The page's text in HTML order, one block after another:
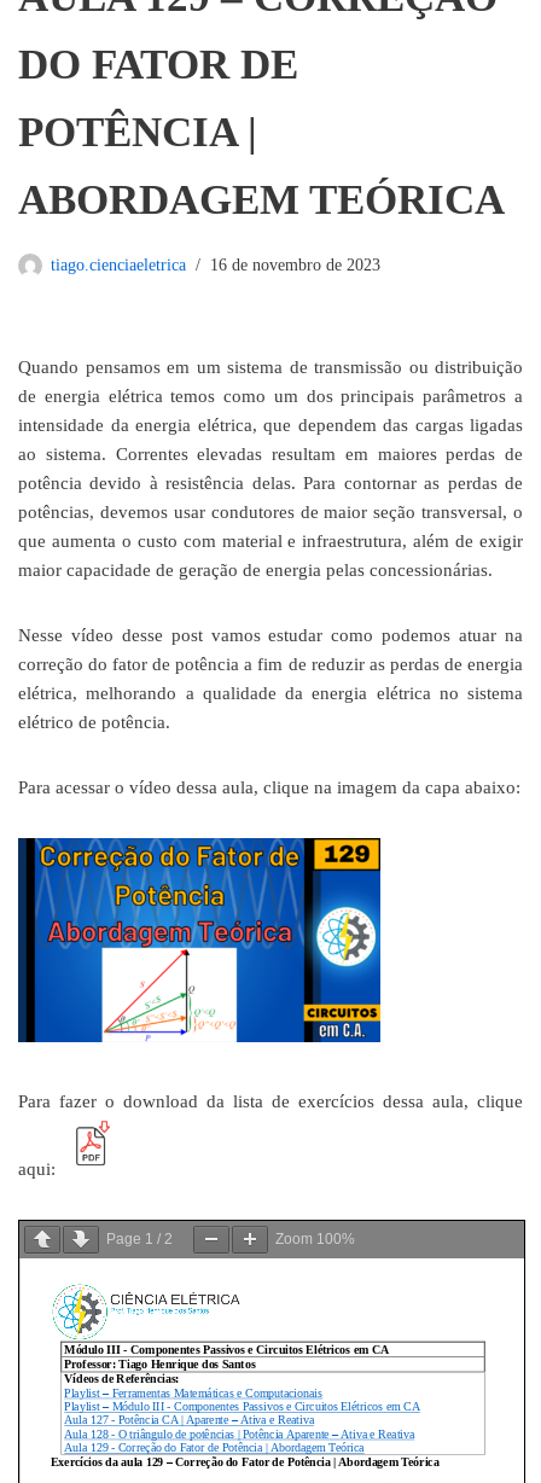
DO FATOR DE
POTÊNCIA |
ABORDAGEM TEÓRICA
tiago.cienciaeletrica 16 de novembro de 2023
Quando pensamos em um sistema de transmissão ou distribuição
de energia elétrica temos como um dos principais parâmetros a
intensidade da energia elétrica, que dependem das cargas ligadas
ao sistema. Correntes elevadas resultam em maiores perdas de
potência devido à resistência delas. Para contornar as perdas de
potências, devemos usar condutores de maior seção transversal, o
que aumenta o custo com material e infraestrutura, além de exigir
maior capacidade de geração de energia pelas concessionárias.
Nesse vídeo desse post vamos estudar como podemos atuar na
correção do fator de potência a fim de reduzir as perdas de energia
elétrica, melhorando a qualidade da energia elétrica no sistema
elétrico de potência.
Para acessar o vídeo dessa aula, clique na imagem da capa abaixo:
Para fazer o download da lista de exercícios dessa aula, clique
aqui:
Page 1 / 2 Zoom 100%